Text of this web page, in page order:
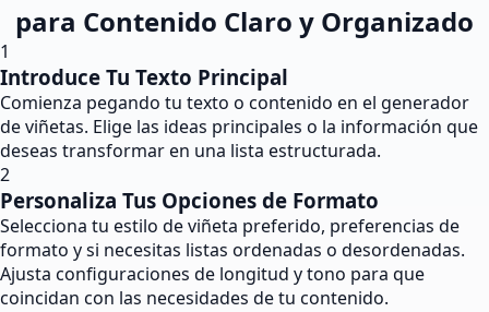
para Contenido Claro y Organizado
1
Introduce Tu Texto Principal
Comienza pegando tu texto o contenido en el generador
de viñetas. Elige las ideas principales o la información que
deseas transformar en una lista estructurada.
2
Personaliza Tus Opciones de Formato
Selecciona tu estilo de viñeta preferido, preferencias de
formato y si necesitas listas ordenadas o desordenadas.
Ajusta configuraciones de longitud y tono para que
coincidan con las necesidades de tu contenido.